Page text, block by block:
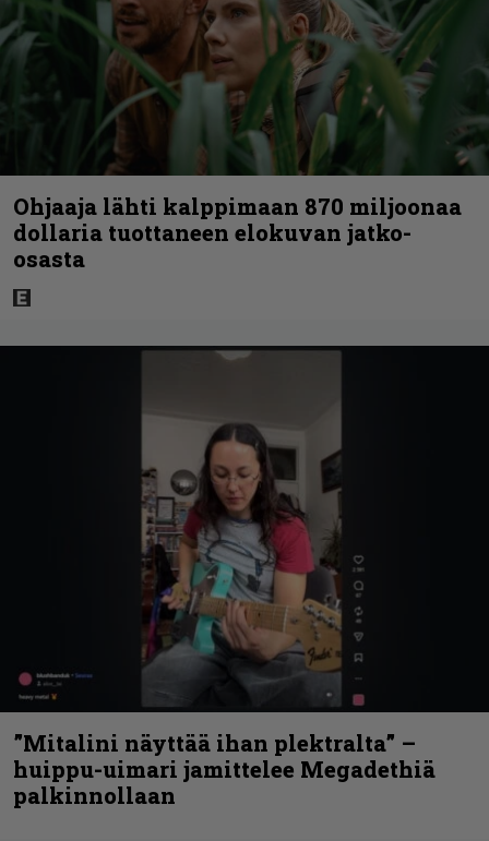
Ohjaaja lähti kalppimaan 870 miljoonaa
dollaria tuottaneen elokuvan jatko-
osasta
”Mitalini näyttää ihan plektralta” –
huippu-uimari jamittelee Megadethiä
palkinnollaan